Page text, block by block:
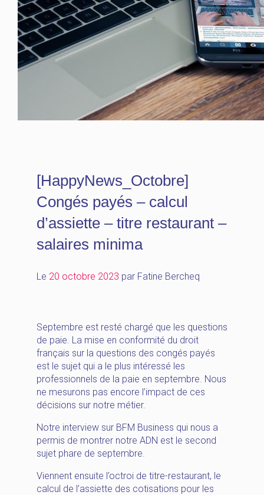
[HappyNews_Octobre]
Congés payés – calcul
d’assiette – titre restaurant –
salaires minima
Le 20 octobre 2023 par Fatine Bercheq
Septembre est resté chargé que les questions
de paie. La mise en conformité du droit
français sur la questions des congés payés
est le sujet qui a le plus intéressé les
professionnels de la paie en septembre. Nous
ne mesurons pas encore l’impact de ces
décisions sur notre métier.
Notre interview sur BFM Business qui nous a
permis de montrer notre ADN est le second
sujet phare de septembre.
Viennent ensuite l’octroi de titre-restaurant, le
calcul de l’assiette des cotisations pour les